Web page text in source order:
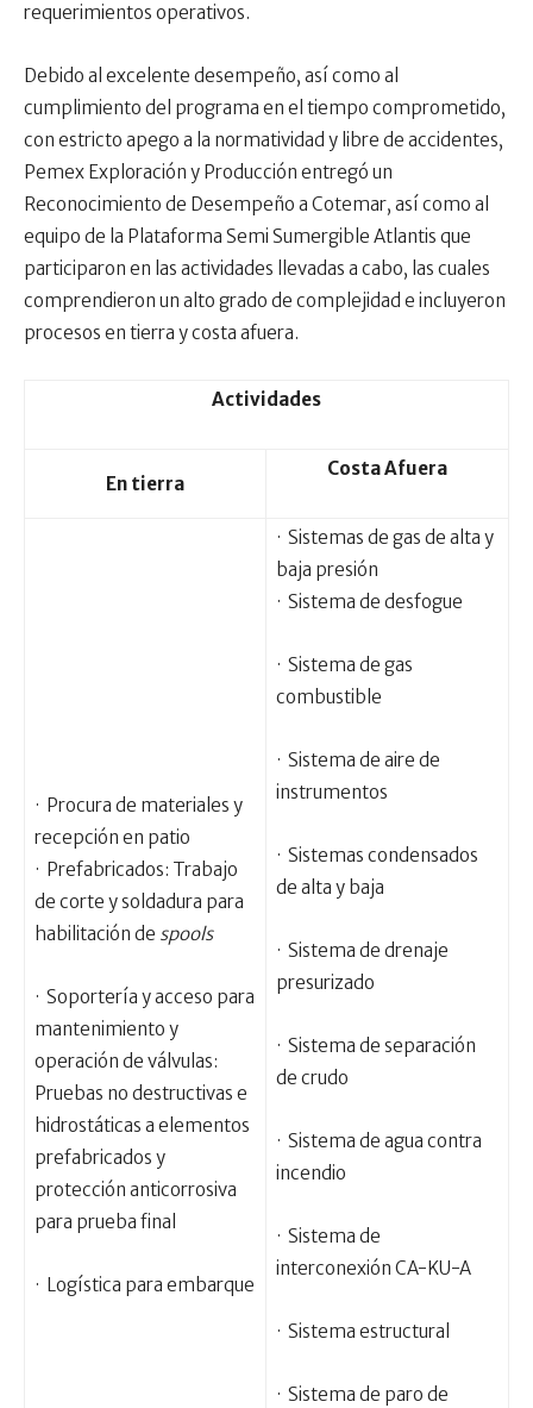
requerimientos operativos.
Debido al excelente desempeño, así como al
cumplimiento del programa en el tiempo comprometido,
con estricto apego a la normatividad y libre de accidentes,
Pemex Exploración y Producción entregó un
Reconocimiento de Desempeño a Cotemar, así como al
equipo de la Plataforma Semi Sumergible Atlantis que
participaron en las actividades llevadas a cabo, las cuales
comprendieron un alto grado de complejidad e incluyeron
procesos en tierra y costa afuera.
Actividades
En tierra
Costa Afuera
· Procura de materiales y
recepción en patio
· Prefabricados: Trabajo
de corte y soldadura para
habilitación de spools
· Soportería y acceso para
mantenimiento y
operación de válvulas:
Pruebas no destructivas e
hidrostáticas a elementos
prefabricados y
protección anticorrosiva
para prueba final
· Logística para embarque
· Sistemas de gas de alta y
baja presión
· Sistema de desfogue
· Sistema de gas
combustible
· Sistema de aire de
instrumentos
· Sistemas condensados
de alta y baja
· Sistema de drenaje
presurizado
· Sistema de separación
de crudo
· Sistema de agua contra
incendio
· Sistema de
interconexión CA-KU-A
· Sistema estructural
· Sistema de paro de